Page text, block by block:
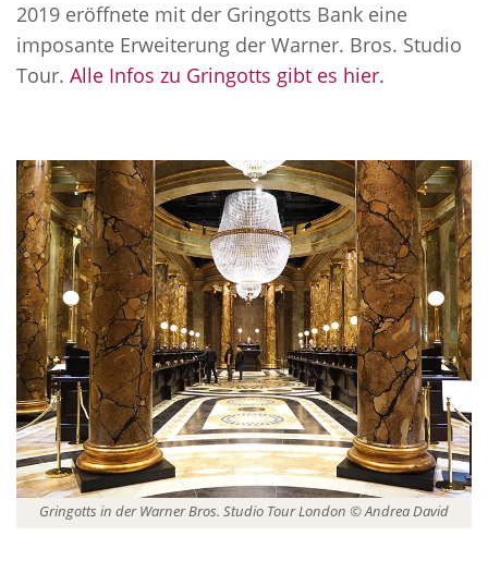
2019 eröffnete mit der Gringotts Bank eine
imposante Erweiterung der Warner. Bros. Studio
Tour. Alle Infos zu Gringotts gibt es hier.
Gringotts in der Warner Bros. Studio Tour London © Andrea David